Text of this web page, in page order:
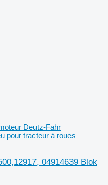
Deutz-Fahr
pour tracteur à roues
04914639 Blok